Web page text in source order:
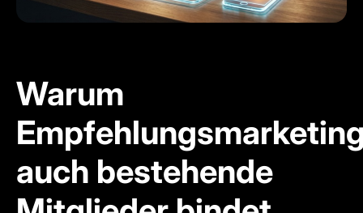
Warum
auch bestehende